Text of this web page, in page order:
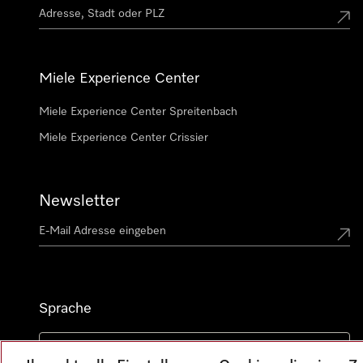
Miele Experience Center
Miele Experience Center Spreitenbach
Miele Experience Center Crissier
Newsletter
Sprache